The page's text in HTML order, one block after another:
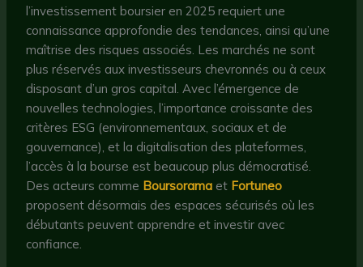
l’investissement boursier en 2025 requiert une
connaissance approfondie des tendances, ainsi qu’une
maîtrise des risques associés. Les marchés ne sont
plus réservés aux investisseurs chevronnés ou à ceux
disposant d’un gros capital. Avec l’émergence de
nouvelles technologies, l’importance croissante des
critères ESG (environnementaux, sociaux et de
gouvernance), et la digitalisation des plateformes,
l’accès à la bourse est beaucoup plus démocratisé.
Des acteurs comme Boursorama et Fortuneo
proposent désormais des espaces sécurisés où les
débutants peuvent apprendre et investir avec
confiance.